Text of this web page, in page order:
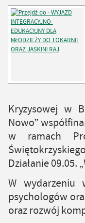
Kryzysowej w
Nowo”
w ramach
Działanie 09.05.
W wydarzeniu
psychologów
oraz rozwój